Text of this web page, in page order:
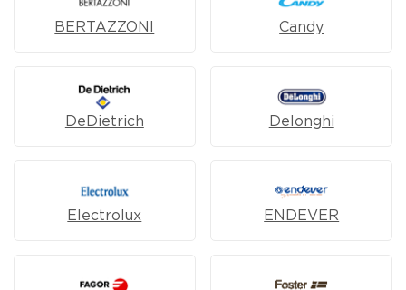
BERTAZZONI Candy
DeDietrich Delonghi
Electrolux ENDEVER